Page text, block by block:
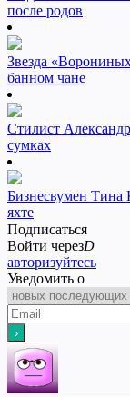
после родов
Звезда
банном чане
Стилист
сумках
Бизнесвумен Тина
яхте
Подписаться
Войти черезD
авторизуйтесь
Уведомить о